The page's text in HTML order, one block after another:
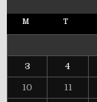
M T
3 4
10 11